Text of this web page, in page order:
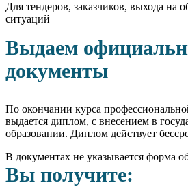
Для тендеров, заказчиков, выхода на
ситуаций
Выдаем
документы
По окончании курса
выдается диплом, с внесением в
образовании. Диплом действует
В документах не указывается форма
Вы получите: